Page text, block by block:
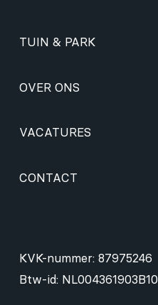
TUIN & PARK
OVER ONS
VACATURES
CONTACT
KVK-nummer: 87975246
Btw-id: NL004361903B10